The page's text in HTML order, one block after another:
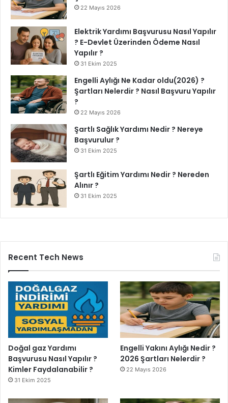
22 Mayıs 2026
Elektrik Yardımı Başvurusu Nasıl Yapılır
? E-Devlet Üzerinden Ödeme Nasıl
Yapılır ?
31 Ekim 2025
Engelli Aylığı Ne Kadar oldu(2026) ?
Şartları Nelerdir ? Nasıl Başvuru Yapılır
?
22 Mayıs 2026
Şartlı Sağlık Yardımı Nedir ? Nereye
Başvurulur ?
31 Ekim 2025
Şartlı Eğitim Yardımı Nedir ? Nereden
Alınır ?
31 Ekim 2025
Recent Tech News
Doğal gaz Yardımı
Başvurusu Nasıl Yapılır ?
Kimler Faydalanabilir ?
31 Ekim 2025
Engelli Yakını Aylığı Nedir ?
2026 Şartları Nelerdir ?
22 Mayıs 2026